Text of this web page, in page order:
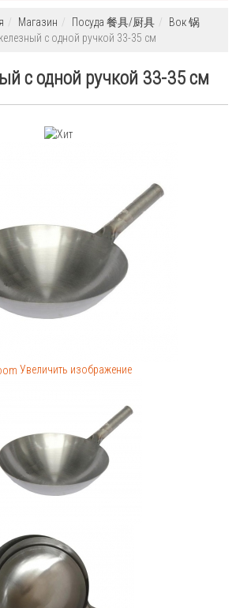
Магазин Посуда 餐具/厨具
Вок 锅
с одной ручкой 33-35 см
с одной ручкой 33-35 см
Увеличить изображение